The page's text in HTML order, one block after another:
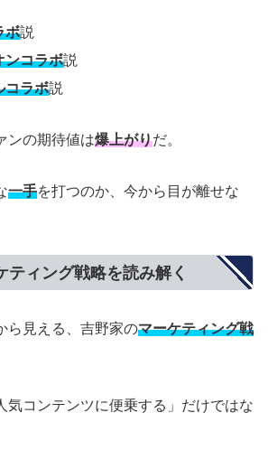
ボ説
ンコラボ説
コラボ説
ンの期待値は爆上がりだ。
一手を打つのか、今から目が離せな
ティング戦略を読み解く
ら見える、吉野家のマーケティング戦
気コンテンツに便乗する」だけではな